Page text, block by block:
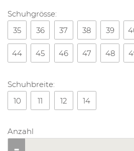
Schuhgrösse:
35
36 37 38 39
44 45 46 47 48
Schuhbreite:
10
11 12 14
Anzahl